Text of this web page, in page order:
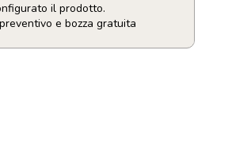
il prodotto.
e bozza gratuita